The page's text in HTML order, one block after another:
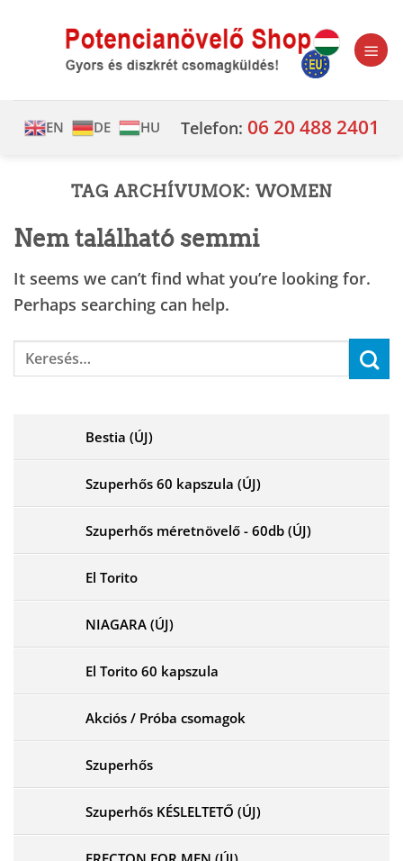
EN DE HU Telefon: 06 20 488 2401
TAG ARCHÍVUMOK: WOMEN
Nem található semmi
It seems we can’t find what you’re looking for.
Perhaps searching can help.
Bestia (ÚJ)
Szuperhős 60 kapszula (ÚJ)
Szuperhős méretnövelő - 60db (ÚJ)
El Torito
NIAGARA (ÚJ)
El Torito 60 kapszula
Akciós / Próba csomagok
Szuperhős
Szuperhős KÉSLELTETŐ (ÚJ)